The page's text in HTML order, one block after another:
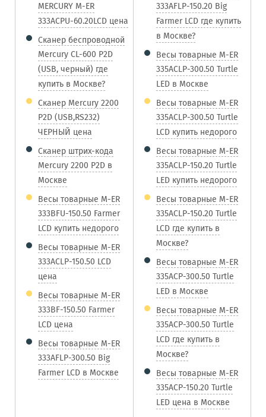
MERCURY M-ER
333ACPU-60.20LCD цена
Сканер беспроводной
Mercury CL-600 P2D
(USB, черный) где
купить в Москве?
Сканер Mercury 2200
P2D (USB,RS232)
ЧЕРНЫЙ цена
Сканер штрих-кода
Mercury 2200 P2D в
Москве
Весы товарные M-ER
333BFU-150.50 Farmer
LCD купить недорого
Весы товарные M-ER
333ACLP-150.50 LCD
цена
Весы товарные M-ER
333BF-150.50 Farmer
LCD цена
Весы товарные M-ER
333AFLP-300.50 Big
Farmer LCD в Москве
333AFLP-150.20 Big
Farmer LCD где купить
в Москве?
Весы товарные M-ER
335ACLP-300.50 Turtle
LED в Москве
Весы товарные M-ER
335ACLP-300.50 Turtle
LCD купить недорого
Весы товарные M-ER
335ACLP-150.20 Turtle
LED купить недорого
Весы товарные M-ER
335ACLP-150.20 Turtle
LCD где купить в
Москве?
Весы товарные M-ER
335ACP-300.50 Turtle
LED в Москве
Весы товарные M-ER
335ACP-300.50 Turtle
LCD где купить в
Москве?
Весы товарные M-ER
335ACP-150.20 Turtle
LED цена в Москве